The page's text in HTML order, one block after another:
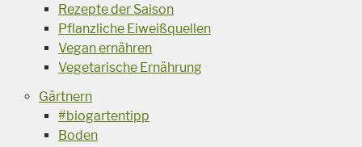
Rezepte der Saison
Pflanzliche Eiweißquellen
Vegan ernähren
Vegetarische Ernährung
Gärtnern
#biogartentipp
Boden